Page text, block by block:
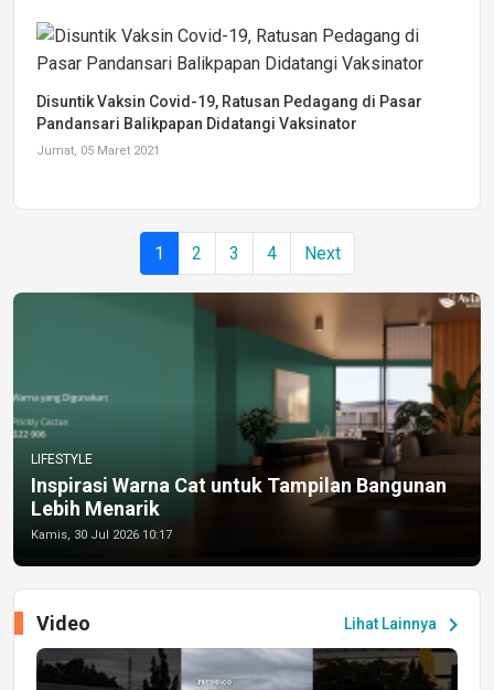
Disuntik Vaksin Covid-19, Ratusan Pedagang di Pasar
Pandansari Balikpapan Didatangi Vaksinator
Jumat, 05 Maret 2021
1 2 3 4 Next
LIFESTYLE
Inspirasi Warna Cat untuk Tampilan Bangunan
Lebih Menarik
Kamis, 30 Jul 2026 10:17
Lihat Lainnya chevron_right
Video